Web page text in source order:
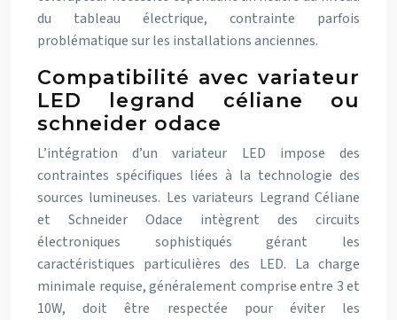
du tableau électrique, contrainte parfois
problématique sur les installations anciennes.
Compatibilité avec variateur
LED legrand céliane ou
schneider odace
L’intégration d’un variateur LED impose des
contraintes spécifiques liées à la technologie des
sources lumineuses. Les variateurs Legrand Céliane
et Schneider Odace intègrent des circuits
électroniques sophistiqués gérant les
caractéristiques particulières des LED. La charge
minimale requise, généralement comprise entre 3 et
10W, doit être respectée pour éviter les